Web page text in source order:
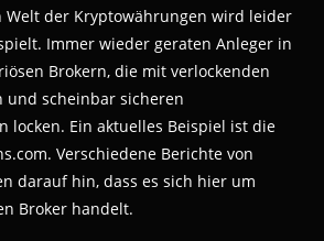
Welt der Kryptowährungen wird leider
Immer wieder geraten Anleger in
Brokern, die mit verlockenden
und scheinbar sicheren
locken. Ein aktuelles Beispiel ist die
Verschiedene Berichte von
darauf hin, dass es sich hier um
Broker handelt.